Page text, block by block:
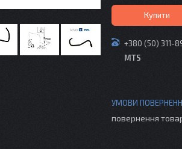
Купити
+380 (50) 311-
MTS
повернення